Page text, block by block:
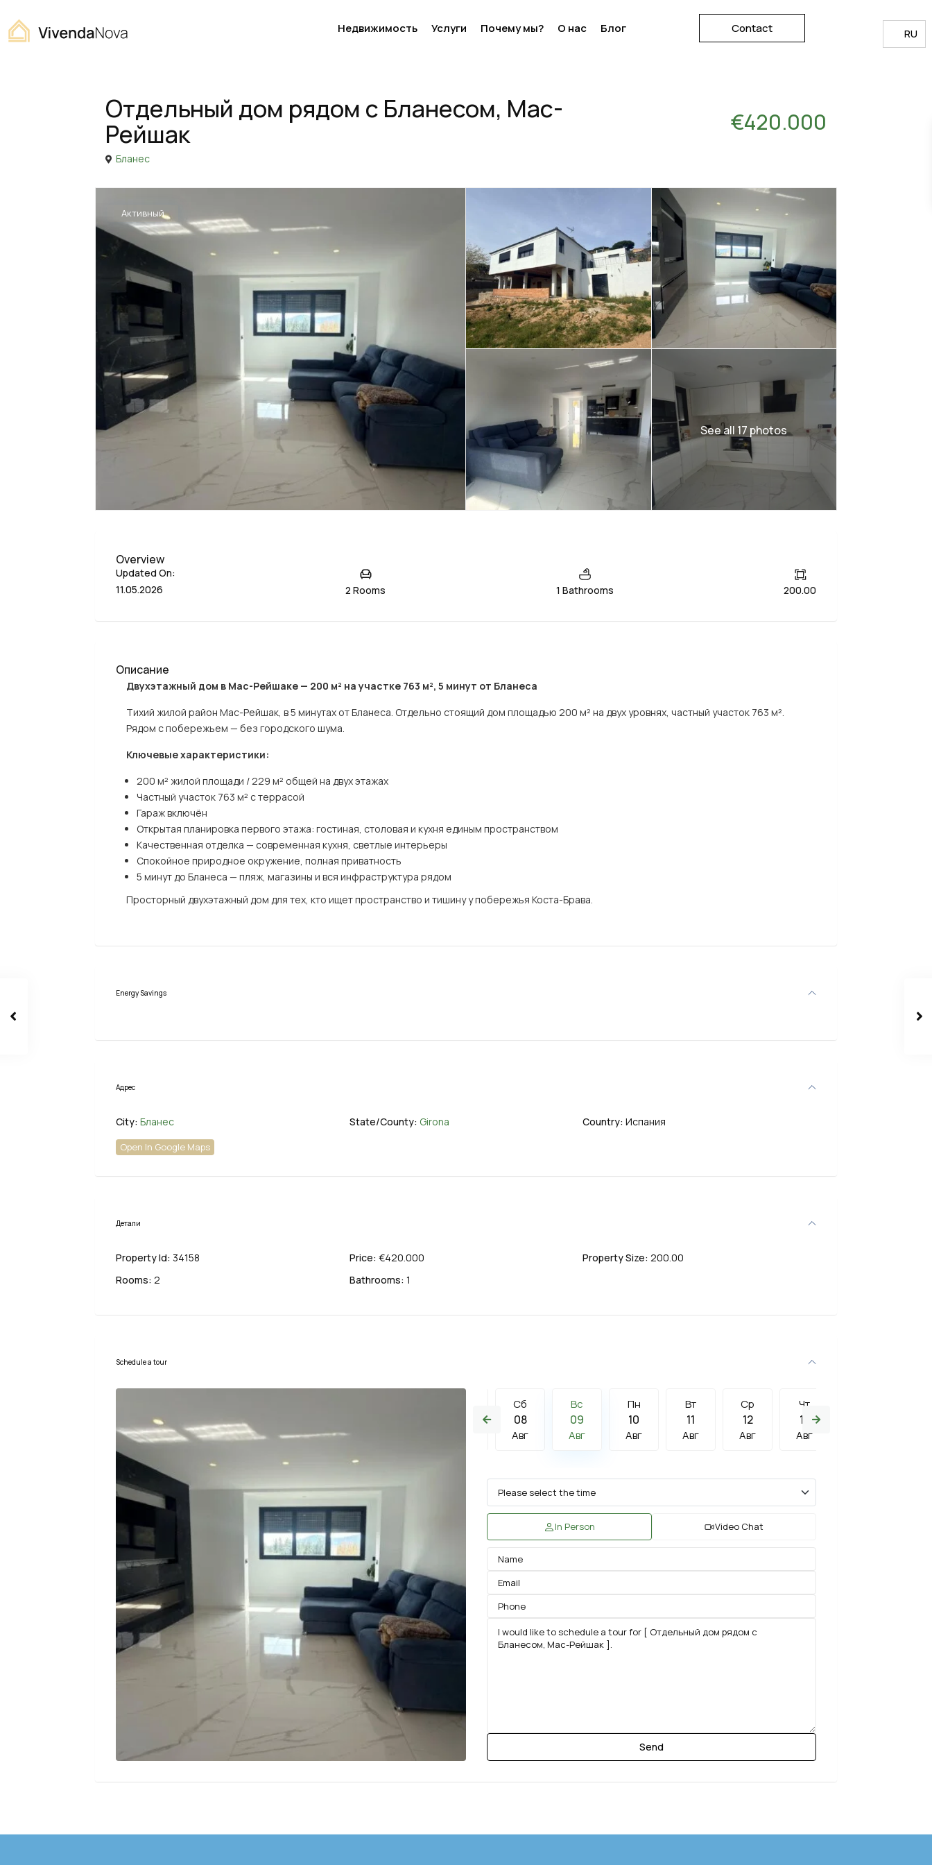
Недвижимость Услуги Почему мы? О нас Блог Contact RU
Отдельный дом рядом с Бланесом, Мас-
Рейшак
€420.000
Бланес
Активный
See all 17 photos
Overview
Updated On:
11.05.2026
2 Rooms 1 Bathrooms 200.00
Описание
Двухэтажный дом в Мас-Рейшаке — 200 м² на участке 763 м², 5 минут от Бланеса
Тихий жилой район Мас-Рейшак, в 5 минутах от Бланеса. Отдельно стоящий дом площадью 200 м² на двух уровнях, частный участок 763 м².
Рядом с побережьем — без городского шума.
Ключевые характеристики:
200 м² жилой площади / 229 м² общей на двух этажах
Частный участок 763 м² с террасой
Гараж включён
Открытая планировка первого этажа: гостиная, столовая и кухня единым пространством
Качественная отделка — современная кухня, светлые интерьеры
Спокойное природное окружение, полная приватность
5 минут до Бланеса — пляж, магазины и вся инфраструктура рядом
Просторный двухэтажный дом для тех, кто ищет пространство и тишину у побережья Коста-Брава.
Energy Savings
Адрес
City: Бланес State/County: Girona Country: Испания
Open In Google Maps
Детали
Property Id: 34158 Price: €420.000 Property Size: 200.00
Rooms: 2 Bathrooms: 1
Schedule a tour
Авг
13
Авг Авг Авг
Сб
08
Авг
Вс
09
Авг
Пн
10
Авг
Вт
11
Авг
Ср
12
Авг
Чт
13
Авг
Пн
17
In Person Video Chat